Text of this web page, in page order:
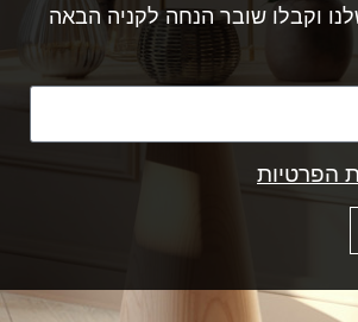
וקבלו שובר הנחה לקניה הבאה
הפרטיות